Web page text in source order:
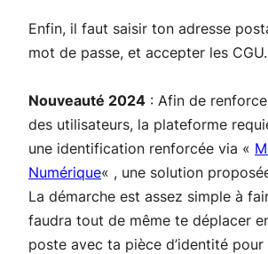
Enfin, il faut saisir ton adresse
mot de passe, et accepter les CGU.
Nouveauté 2024 : Afin de
des utilisateurs, la plateforme
une identification renforcée via «
Numérique« , une solution
La démarche est assez simple à
faudra tout de même te déplacer
poste avec ta pièce d’identité pour